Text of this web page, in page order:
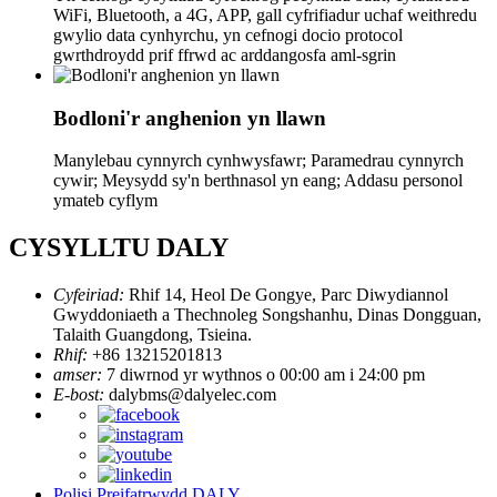
WiFi, Bluetooth, a 4G, APP, gall cyfrifiadur uchaf weithredu
gwylio data cynhyrchu, yn cefnogi docio protocol
gwrthdroydd prif ffrwd ac arddangosfa aml-sgrin
Bodloni'r anghenion yn llawn
Manylebau cynnyrch cynhwysfawr; Paramedrau cynnyrch
cywir; Meysydd sy'n berthnasol yn eang; Addasu personol
ymateb cyflym
CYSYLLTU DALY
Cyfeiriad: Rhif 14, Heol De Gongye, Parc Diwydiannol
Gwyddoniaeth a Thechnoleg Songshanhu, Dinas Dongguan,
Talaith Guangdong, Tsieina.
Rhif: +86 13215201813
amser: 7 diwrnod yr wythnos o 00:00 am i 24:00 pm
E-bost: dalybms@dalyelec.com